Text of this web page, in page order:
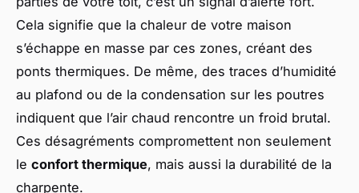
Cela signifie que la chaleur de votre maison
s’échappe en masse par ces zones, créant des
ponts thermiques. De même, des traces d’humidité
au plafond ou de la condensation sur les poutres
indiquent que l’air chaud rencontre un froid brutal.
Ces désagréments compromettent non seulement
le confort thermique, mais aussi la durabilité de la
charpente.